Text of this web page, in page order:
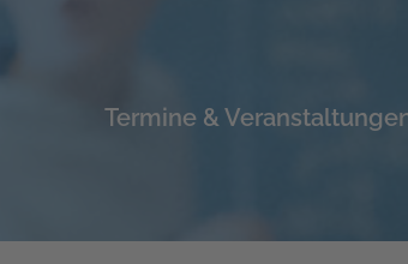
Termine &